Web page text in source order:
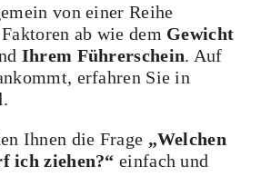
von einer Reihe
ab wie dem Gewicht
Ihrem Führerschein. Auf
erfahren Sie in
Ihnen die Frage „Welchen
ich ziehen?“ einfach und